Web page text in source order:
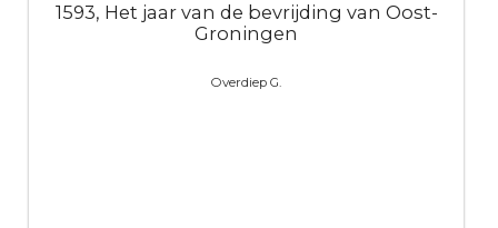
1593, Het jaar van de bevrijding van Oost-
Groningen
Overdiep G.